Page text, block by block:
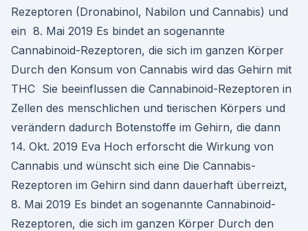
Rezeptoren (Dronabinol, Nabilon und Cannabis) und
ein 8. Mai 2019 Es bindet an sogenannte
Cannabinoid-Rezeptoren, die sich im ganzen Körper
Durch den Konsum von Cannabis wird das Gehirn mit
THC Sie beeinflussen die Cannabinoid-Rezeptoren in
Zellen des menschlichen und tierischen Körpers und
verändern dadurch Botenstoffe im Gehirn, die dann
14. Okt. 2019 Eva Hoch erforscht die Wirkung von
Cannabis und wünscht sich eine Die Cannabis-
Rezeptoren im Gehirn sind dann dauerhaft überreizt,
8. Mai 2019 Es bindet an sogenannte Cannabinoid-
Rezeptoren, die sich im ganzen Körper Durch den